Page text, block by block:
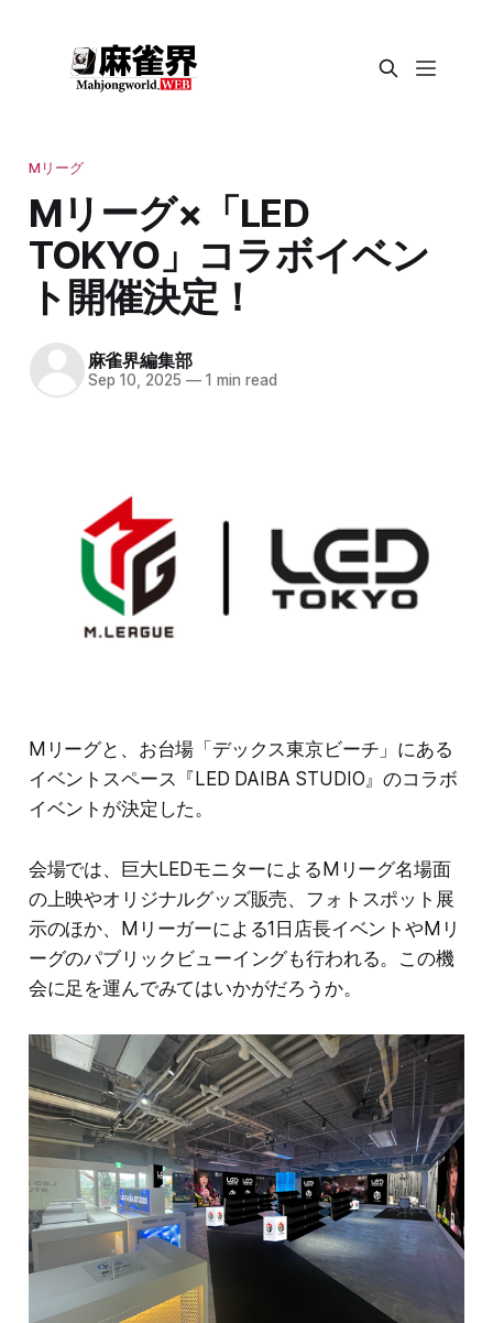
Mリーグ
Mリーグ×「LED
TOKYO」コラボイベン
ト開催決定！
麻雀界編集部
Sep 10, 2025 —1 min read
Mリーグと、お台場「デックス東京ビーチ」にある
イベントスペース『LED DAIBA STUDIO』のコラボ
イベントが決定した。
会場では、巨大LEDモニターによるMリーグ名場面
の上映やオリジナルグッズ販売、フォトスポット展
示のほか、Mリーガーによる1日店長イベントやMリ
ーグのパブリックビューイングも行われる。この機
会に足を運んでみてはいかがだろうか。